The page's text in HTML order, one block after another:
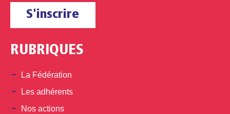
S'inscrire
RUBRIQUES
La Fédération
Les adhérents
Nos actions